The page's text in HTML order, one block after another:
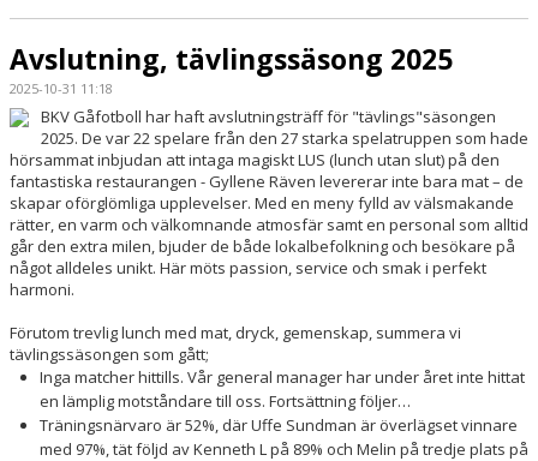
Avslutning, tävlingssäsong 2025
2025-10-31 11:18
BKV Gåfotboll har haft avslutningsträff för "tävlings"säsongen
2025. De var 22 spelare från den 27 starka spelatruppen som hade
hörsammat inbjudan att intaga magiskt LUS (lunch utan slut) på den
fantastiska restaurangen - Gyllene Räven levererar inte bara mat – de
skapar oförglömliga upplevelser. Med en meny fylld av välsmakande
rätter, en varm och välkomnande atmosfär samt en personal som alltid
går den extra milen, bjuder de både lokalbefolkning och besökare på
något alldeles unikt. Här möts passion, service och smak i perfekt
harmoni.
Förutom trevlig lunch med mat, dryck, gemenskap, summera vi
tävlingssäsongen som gått;
Inga matcher hittills. Vår general manager har under året inte hittat
en lämplig motståndare till oss. Fortsättning följer…
Träningsnärvaro är 52%, där Uffe Sundman är överlägset vinnare
med 97%, tät följd av Kenneth L på 89% och Melin på tredje plats på